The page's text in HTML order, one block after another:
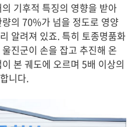
기후적 특징의 영향을 받아
의 70%가 넘을 정도로 영양
알려져 있죠. 특히 토종명품화
진군이 손을 잡고 추진해 온
본 궤도에 오르며 5배 이상의
니다.